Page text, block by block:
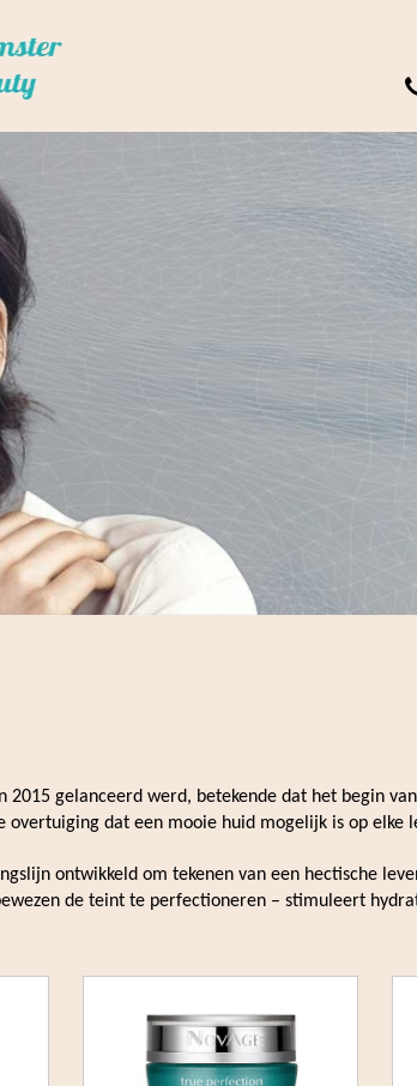
gelanceerd werd, betekende dat het begin
overtuiging dat een mooie huid mogelijk is op elke
ontwikkeld om tekenen van een hectische
de teint te perfectioneren – stimuleert